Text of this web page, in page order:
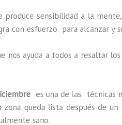
produce sensibilidad a la
con esfuerzo para alcanzar y
nos ayuda a todos a resaltar
es una de las técnicas
queda lista después de
sano.